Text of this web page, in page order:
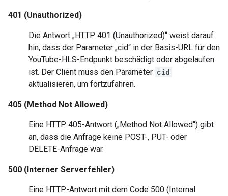
401 (Unauthorized)
Die Antwort „HTTP 401 (Unauthorized)“ weist darauf
hin, dass der Parameter „cid“ in der Basis-URL für den
YouTube-HLS-Endpunkt beschädigt oder abgelaufen
ist. Der Client muss den Parameter cid
aktualisieren, um fortzufahren.
405 (Method Not Allowed)
Eine HTTP 405-Antwort („Method Not Allowed“) gibt
an, dass die Anfrage keine POST-, PUT- oder
DELETE-Anfrage war.
500 (Interner Serverfehler)
Eine HTTP-Antwort mit dem Code 500 (Internal